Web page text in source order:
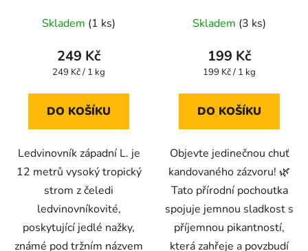
Skladem (1 ks)
249 Kč
Měrná
249 Kč / 1 kg
DO KOŠÍKU
Ledvinovník západní L. je
12 metrů vysoký tropický
strom z čeledi
ledvinovníkovité,
poskytující jedlé nažky,
známé pod tržním názvem
Skladem (3 ks)
199 Kč
Měrná
199 Kč / 1 kg
DO KOŠÍKU
Objevte jedinečnou chuť
kandovaného zázvoru! 🌿
Tato přírodní pochoutka
spojuje jemnou sladkost s
příjemnou pikantností,
která zahřeje a povzbudí